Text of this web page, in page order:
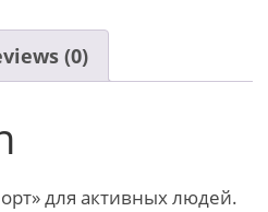
(0)
для активных людей.